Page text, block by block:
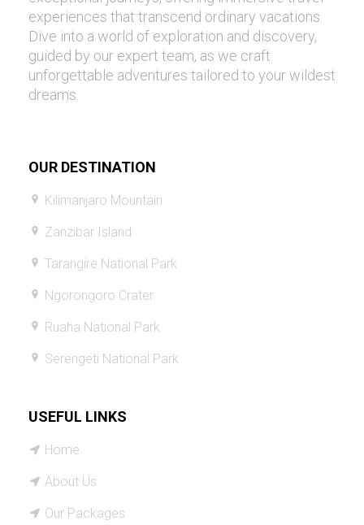
experiences that transcend ordinary vacations.
Dive into a world of exploration and discovery,
guided by our expert team, as we craft
unforgettable adventures tailored to your wildest
dreams.
OUR DESTINATION
Kilimanjaro Mountain
Zanzibar Island
Tarangire National Park
Ngorongoro Crater
Ruaha National Park
Serengeti National Park
USEFUL LINKS
Home
About Us
Our Packages